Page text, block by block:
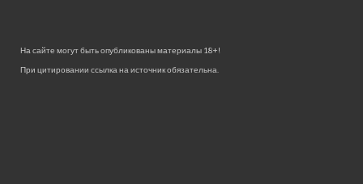
На сайте могут быть опубликованы материалы 18+!
При цитировании ссылка на источник обязательна.